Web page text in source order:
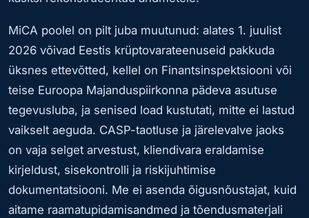
MiCA poolel on pilt juba muutunud: alates 1. juulist
2026 võivad Eestis krüptovarateenuseid pakkuda
üksnes ettevõtted, kellel on Finantsinspektsiooni või
teise Euroopa Majanduspiirkonna pädeva asutuse
tegevusluba, ja senised load kustutati, mitte ei lastud
vaikselt aeguda. CASP-taotluse ja järelevalve jaoks
on vaja selget arvestust, kliendivara eraldamise
kirjeldust, sisekontrolli ja riskijuhtimise
dokumentatsiooni. Me ei asenda õigusnõustajat, kuid
aitame raamatupidamisandmed ja tõendusmaterjali